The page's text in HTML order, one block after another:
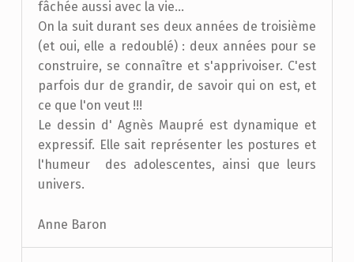
fâchée aussi avec la vie…
On la suit durant ses deux années de troisième
(et oui, elle a redoublé) : deux années pour se
construire, se connaître et s'apprivoiser. C'est
parfois dur de grandir, de savoir qui on est, et
ce que l'on veut !!!
Le dessin d' Agnès Maupré est dynamique et
expressif. Elle sait représenter les postures et
l'humeur des adolescentes, ainsi que leurs
univers.
Anne Baron